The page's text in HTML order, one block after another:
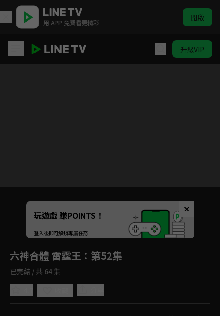
用 APP 免費看更精彩 開啟
升級VIP
Unmute
如有不便請見諒
玩遊戲 賺POINTS！
登入後即可解鎖專屬任務
六神合體 雷霆王 ：第52集
已完結 / 共 64 集